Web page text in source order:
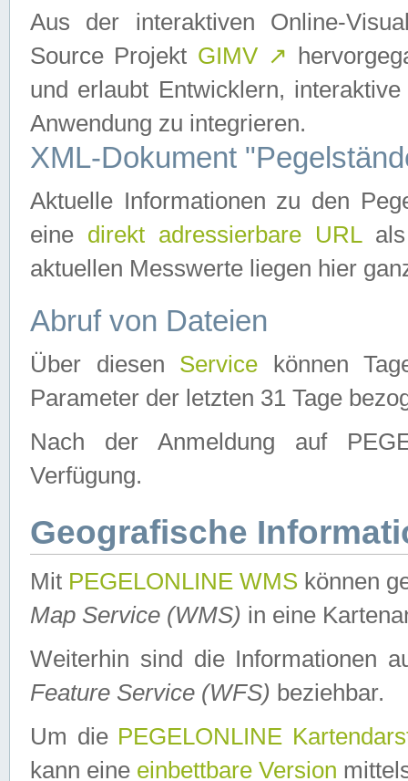
Aus der interaktiven Online-
Source Projekt GIMV ↗
und erlaubt Entwicklern,
Anwendung zu integrieren.
XML-Dokument
Aktuelle Informationen zu den
eine direkt adressierbare URLals
aktuellen Messwerte liegen hier
Abruf von Dateien
Über diesen Service können
Parameter der letzten 31 Tage
Nach der Anmeldung auf
Verfügung.
Geografische
Mit PEGELONLINE WMS können
Map Service (WMS) in eine
Weiterhin sind die Informationen
Feature Service (WFS) beziehbar.
Um die PEGELONLINE
kann eine einbettbare Version